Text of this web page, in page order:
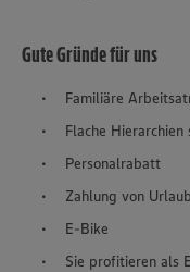
Gute Gründe für uns
Familiäre
Flache
Personalrabatt
Zahlung von
E-Bike
Sie profitieren als